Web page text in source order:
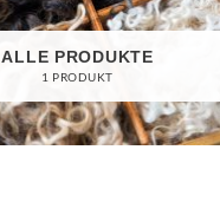
ALLE PRODUKTE
1 PRODUKT